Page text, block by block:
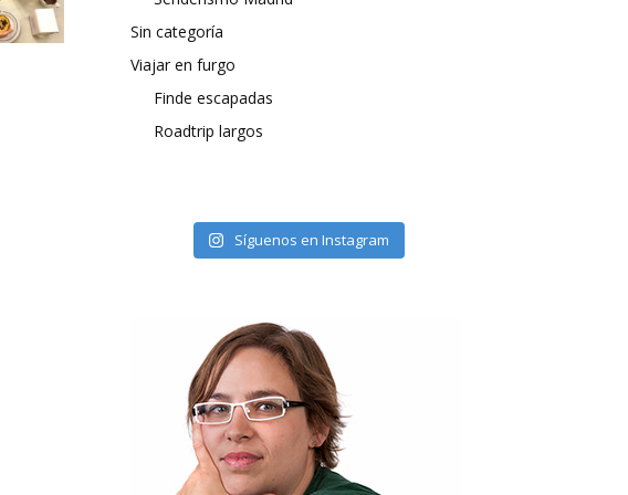
Sin categoría
Viajar en furgo
Finde escapadas
Roadtrip largos
Síguenos en Instagram